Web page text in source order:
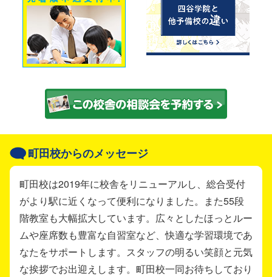
町田校からのメッセージ
町田校は2019年に校舎をリニューアルし、総合受付
がより駅に近くなって便利になりました。また55段
階教室も大幅拡大しています。広々としたほっとルー
ムや座席数も豊富な自習室など、快適な学習環境であ
なたをサポートします。スタッフの明るい笑顔と元気
な挨拶でお出迎えします。町田校一同お待ちしており